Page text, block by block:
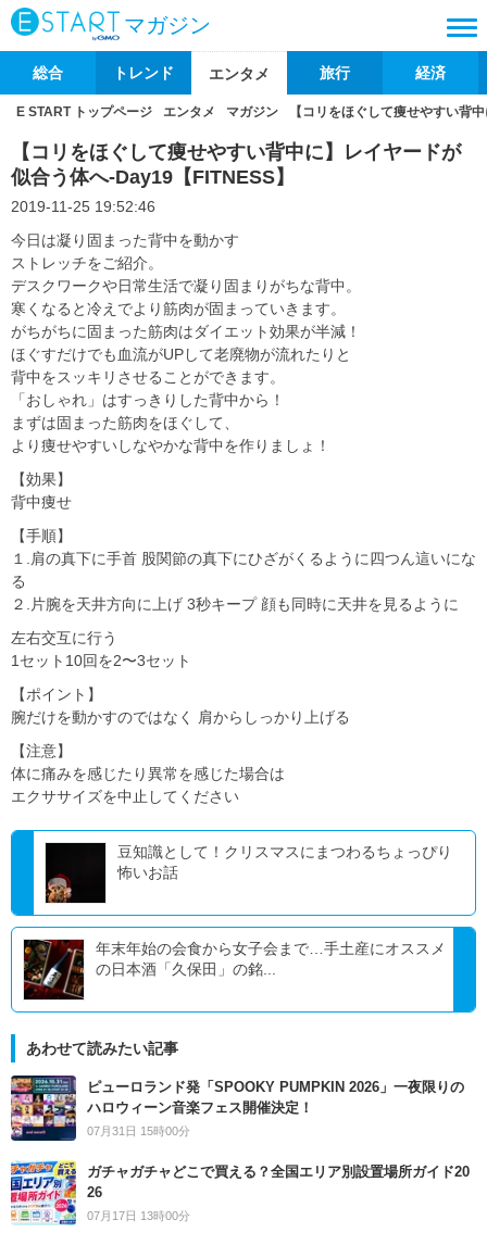
マガジン
総合 トレンド エンタメ 旅行 経済
E START トップページ エンタメ マガジン 【コリをほぐして痩せやすい背
【コリをほぐして痩せやすい背中に】レイヤードが
似合う体へ-Day19【FITNESS】
2019-11-25 19:52:46
今日は凝り固まった背中を動かす
ストレッチをご紹介。
デスクワークや日常生活で凝り固まりがちな背中。
寒くなると冷えでより筋肉が固まっていきます。
がちがちに固まった筋肉はダイエット効果が半減！
ほぐすだけでも血流がUPして老廃物が流れたりと
背中をスッキリさせることができます。
「おしゃれ」はすっきりした背中から！
まずは固まった筋肉をほぐして、
より痩せやすいしなやかな背中を作りましょ！
【効果】
背中痩せ
【手順】
１.肩の真下に手首 股関節の真下にひざがくるように四つん這いにな
る
２.片腕を天井方向に上げ 3秒キープ 顔も同時に天井を見るように
左右交互に行う
1セット10回を2〜3セット
【ポイント】
腕だけを動かすのではなく 肩からしっかり上げる
【注意】
体に痛みを感じたり異常を感じた場合は
エクササイズを中止してください
豆知識として！クリスマスにまつわるちょっぴり
怖いお話
年末年始の会食から女子会まで…手土産にオススメ
の日本酒「久保田」の銘...
あわせて読みたい記事
ピューロランド発「SPOOKY PUMPKIN 2026」一夜限りの
ハロウィーン音楽フェス開催決定！
07月31日 15時00分
ガチャガチャどこで買える？全国エリア別設置場所ガイド20
26
07月17日 13時00分